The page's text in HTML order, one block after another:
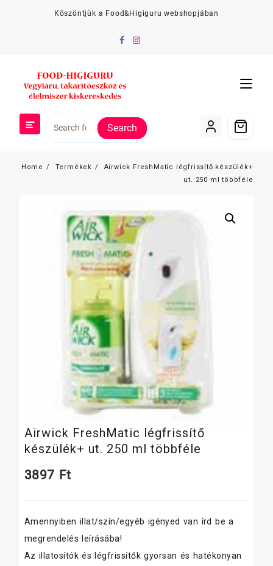
Köszöntjük a Food&Higiguru webshopjában
Search
Home Termékek
Airwick FreshMatic légfrissítő készülék+
ut. 250 ml többféle
Airwick FreshMatic légfrissítő
készülék+ ut. 250 ml többféle
3897 Ft
Amennyiben illat/szín/egyéb igényed van írd be a
megrendelés leírásába!
Az illatosítók és légfrissítők gyorsan és hatékonyan